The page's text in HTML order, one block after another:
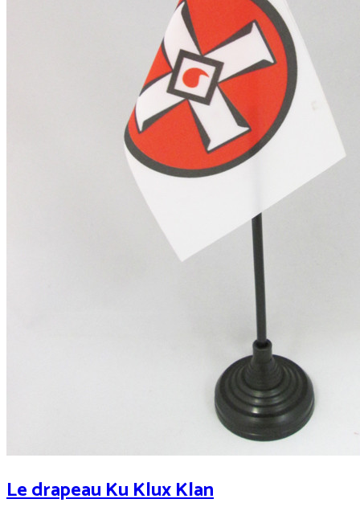
Le drapeau Ku Klux Klan